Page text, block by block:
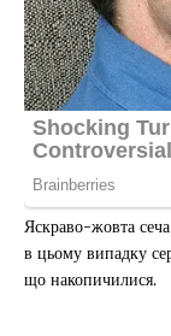
Яскраво-жовта
в цьому випадку
що накопичилися.